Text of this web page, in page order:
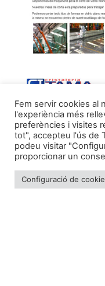
Fem servir cookies al
l'experiència més
preferències i visites
tot", accepteu l'ús de
podeu visitar
proporcionar un
Configuració de